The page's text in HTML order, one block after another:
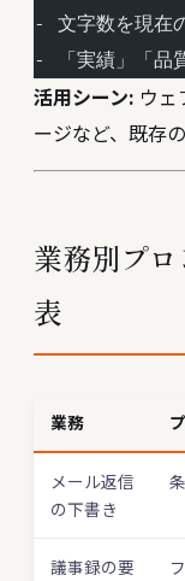
- 文字数を現在
- 「実績」「品
活用シーン: ウ
ージなど、既存
業務別プ
表
業務
メール返信
の下書き
議事録の要